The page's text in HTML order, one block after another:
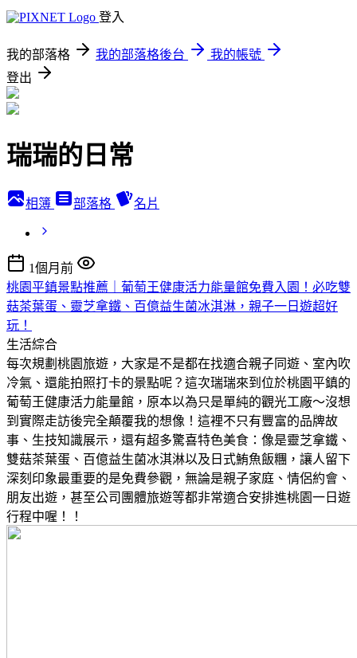
登入
我的部落格 我的部落格後台
我的帳號
登出
瑞瑞的日常
相簿 部落格 名片
1個月前
桃園平鎮景點推薦｜葡萄王健康活力能量館免費入園！必吃雙
菇茶葉蛋、靈芝拿鐵、百億益生菌冰淇淋，親子一日遊超好
玩！
生活綜合
每次規劃桃園旅遊，大家是不是都在找適合親子同遊、室內吹
冷氣、還能拍照打卡的景點呢？這次瑞瑞來到位於桃園平鎮的
葡萄王健康活力能量館，原本以為只是單純的觀光工廠～沒想
到實際走訪後完全顛覆我的想像！這裡不只有豐富的品牌故
事、生技知識展示，還有超多驚喜特色美食：像是靈芝拿鐵、
雙菇茶葉蛋、百億益生菌冰淇淋以及日式鮪魚飯糰，讓人留下
深刻印象最重要的是免費參觀，無論是親子家庭、情侶約會、
朋友出遊，甚至公司團體旅遊等都非常適合安排進桃園一日遊
行程中喔！！